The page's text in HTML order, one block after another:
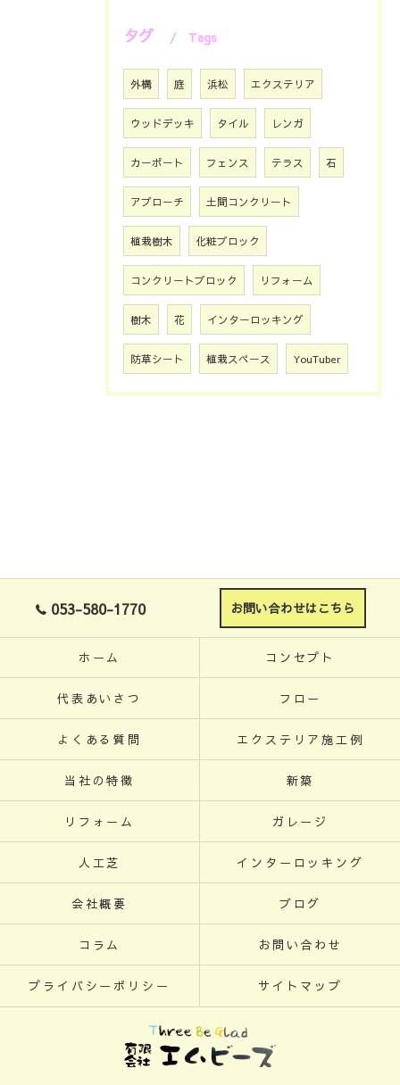
タグ Tags
外構 庭 浜松 エクステリア
ウッドデッキ タイル レンガ
カーポート フェンス テラス 石
アプローチ 土間コンクリート
植栽樹木 化粧ブロック
コンクリートブロック リフォーム
樹木 花 インターロッキング
防草シート 植栽スペース YouTuber
053-580-1770 お問い合わせはこちら
ホーム コンセプト
代表あいさつ フロー
よくある質問 エクステリア施工例
当社の特徴 新築
リフォーム ガレージ
人工芝 インターロッキング
会社概要 ブログ
コラム お問い合わせ
プライバシーポリシー サイトマップ